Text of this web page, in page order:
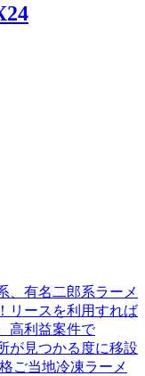
、有名二郎系ラーメ
リースを利用すれば
高利益案件で
見つかる度に移設
ご当地冷凍ラーメ